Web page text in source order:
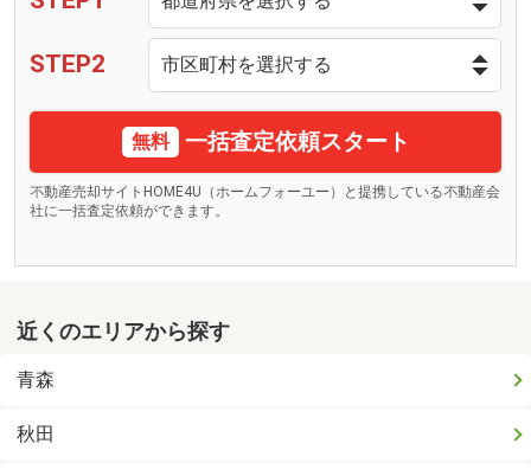
STEP2
無料 一括査定依頼スタート
不動産売却サイトHOME4U（ホームフォーユー）と提携している不動産会
社に一括査定依頼ができます。
近くのエリアから探す
青森
秋田